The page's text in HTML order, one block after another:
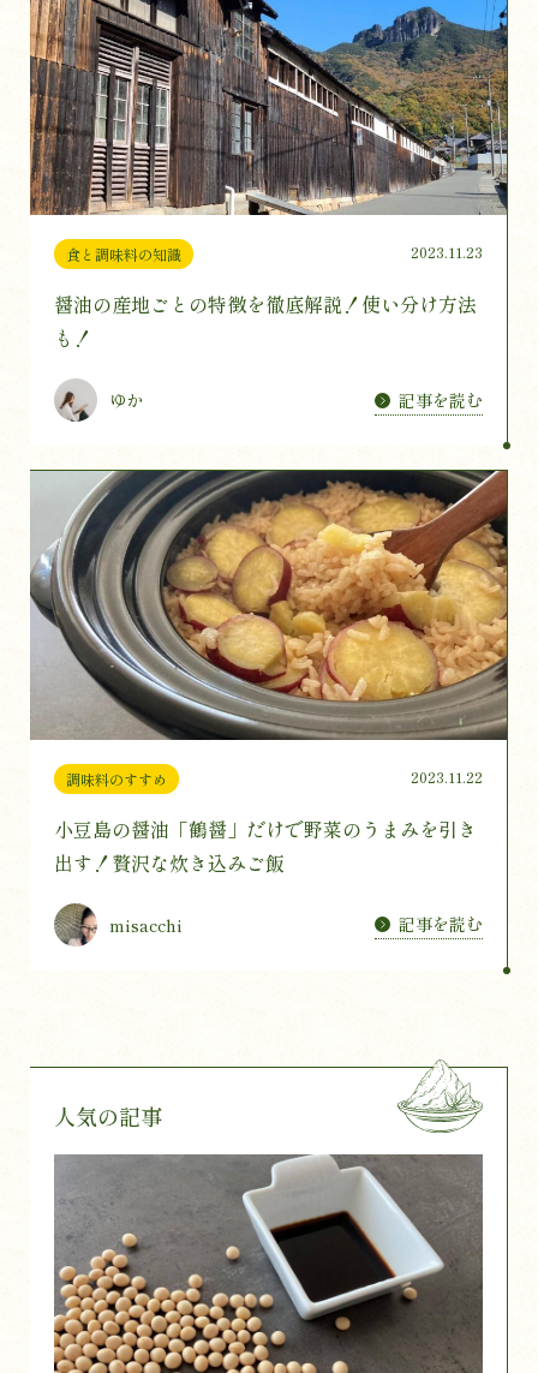
食と調味料の知識 2023.11.23
醤油の産地ごとの特徴を徹底解説！使い分け方法
も！
ゆか 記事を読む
調味料のすすめ 2023.11.22
小豆島の醤油「鶴醤」だけで野菜のうまみを引き
出す！贅沢な炊き込みご飯
misacchi 記事を読む
人気の記事